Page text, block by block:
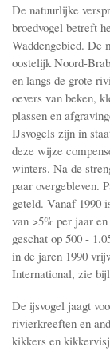
De natuurlijke
broedvogel betreft
Waddengebied. De
oostelijk Noord-
en langs de grote
oevers van beken,
plassen en
IJsvogels zijn in
deze wijze
winters. Na de
paar overgebleven.
geteld. Vanaf 1990
van >5% per jaar
geschat op 500 -
in de jaren 1990
International, zie
De ijsvogel jaagt
rivierkreeften en
kikkers en